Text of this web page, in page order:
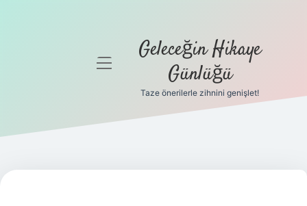
Gizlilik
menüyü Geleceğin Hikaye
Günlüğü
Taze önerilerle zihnini genişlet!